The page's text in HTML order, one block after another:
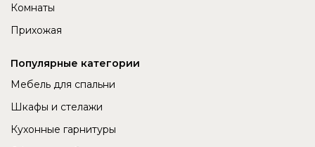
Комнаты
Прихожая
Популярные категории
Мебель для спальни
Шкафы и стелажи
Кухонные гарнитуры